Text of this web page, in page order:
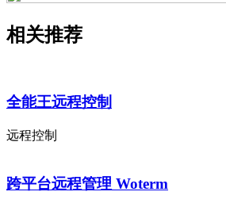
相关推荐
全能王远程控制
远程控制
跨平台远程管理 Woterm